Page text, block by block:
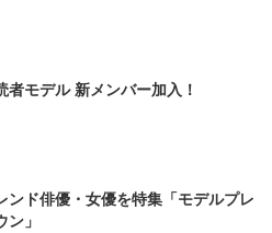
者モデル 新メンバー加入！
ンド俳優・女優を特集「モデルプレ
」